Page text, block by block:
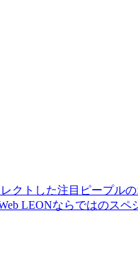
クトした注目ピープル
LEONならではのスペ